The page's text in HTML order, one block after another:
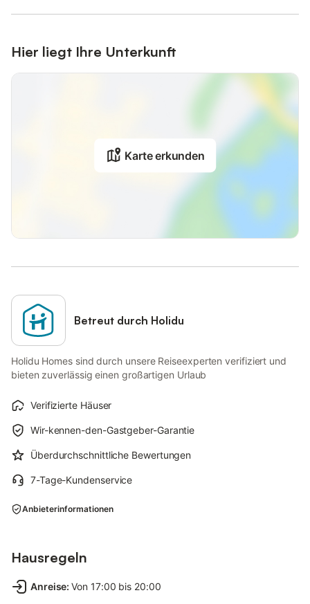
Hier liegt Ihre Unterkunft
Karte erkunden
Betreut durch Holidu
Holidu Homes sind durch unsere Reiseexperten verifiziert und
bieten zuverlässig einen großartigen Urlaub
Verifizierte Häuser
Wir-kennen-den-Gastgeber-Garantie
Überdurchschnittliche Bewertungen
7-Tage-Kundenservice
Anbieterinformationen
Hausregeln
Anreise: Von 17:00 bis 20:00